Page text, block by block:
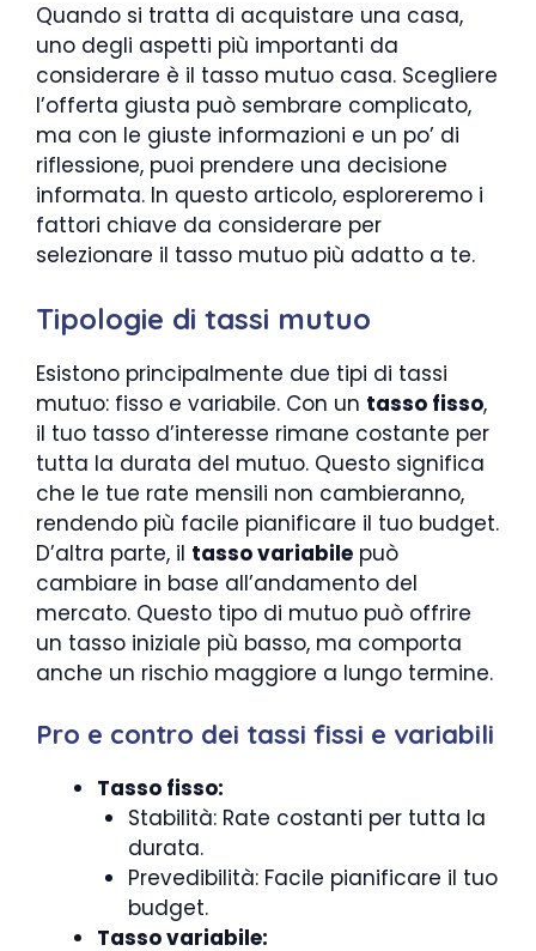
Quando si tratta di acquistare una casa,
uno degli aspetti più importanti da
considerare è il tasso mutuo casa. Scegliere
l’offerta giusta può sembrare complicato,
ma con le giuste informazioni e un po’ di
riflessione, puoi prendere una decisione
informata. In questo articolo, esploreremo i
fattori chiave da considerare per
selezionare il tasso mutuo più adatto a te.
Tipologie di tassi mutuo
Esistono principalmente due tipi di tassi
mutuo: fisso e variabile. Con un tasso fisso,
il tuo tasso d’interesse rimane costante per
tutta la durata del mutuo. Questo significa
che le tue rate mensili non cambieranno,
rendendo più facile pianificare il tuo budget.
D’altra parte, il tasso variabile può
cambiare in base all’andamento del
mercato. Questo tipo di mutuo può offrire
un tasso iniziale più basso, ma comporta
anche un rischio maggiore a lungo termine.
Pro e contro dei tassi fissi e variabili
Tasso fisso:
Stabilità: Rate costanti per tutta la
durata.
Prevedibilità: Facile pianificare il tuo
budget.
Tasso variabile: